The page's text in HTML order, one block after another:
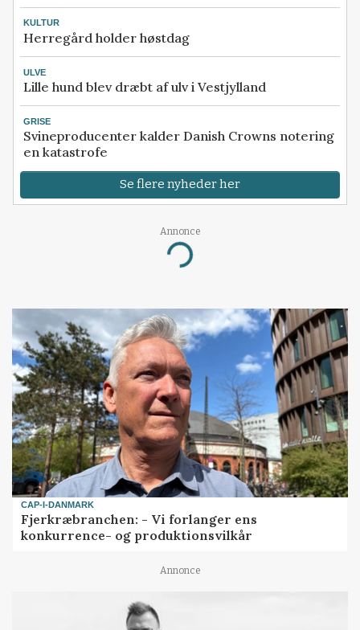
KULTUR
Herregård holder høstdag
ULVE
Lille hund blev dræbt af ulv i Vestjylland
GRISE
Svineproducenter kalder Danish Crowns notering
en katastrofe
Se flere nyheder her
Annonce
Loading...
CAP-I-DANMARK
Fjerkræbranchen: - Vi forlanger ens
konkurrence- og produktionsvilkår
Annonce